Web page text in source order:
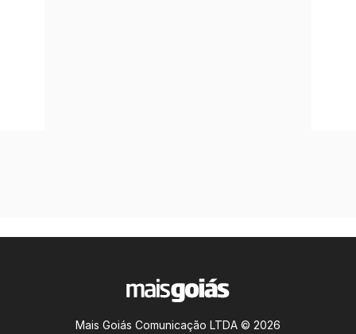
Mais Goiás Comunicação LTDA © 2026